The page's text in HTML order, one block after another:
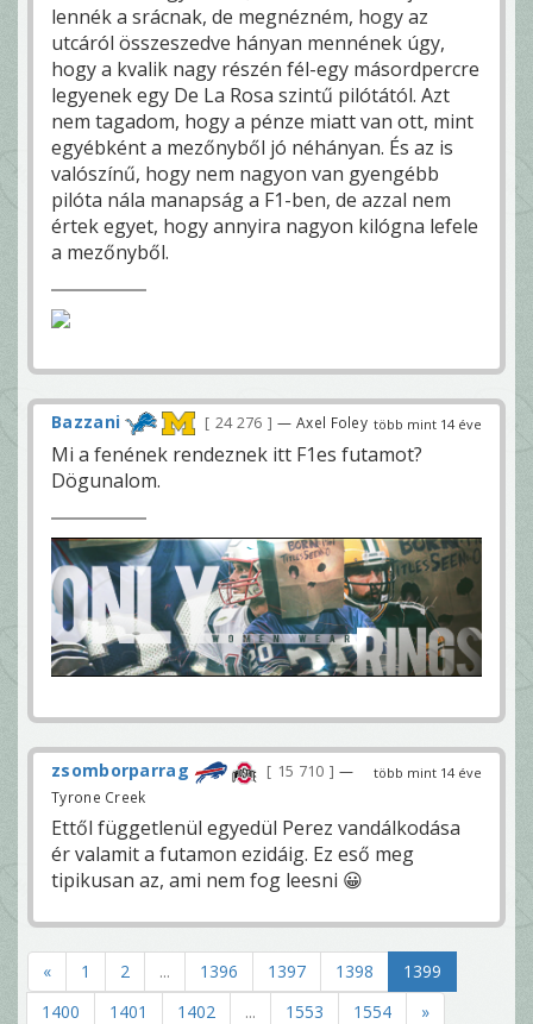
lennék a srácnak, de megnézném, hogy az
utcáról összeszedve hányan mennének úgy,
hogy a kvalik nagy részén fél-egy másordpercre
legyenek egy De La Rosa szintű pilótától. Azt
nem tagadom, hogy a pénze miatt van ott, mint
egyébként a mezőnyből jó néhányan. És az is
valószínű, hogy nem nagyon van gyengébb
pilóta nála manapság a F1-ben, de azzal nem
értek egyet, hogy annyira nagyon kilógna lefele
a mezőnyből.
több mint 14 éve
Bazzani 24 276 — Axel Foley
Mi a fenének rendeznek itt F1es futamot?
Dögunalom.
több mint 14 éve
zsomborparrag 15 710
—
Tyrone Creek
Ettől függetlenül egyedül Perez vandálkodása
ér valamit a futamon ezidáig. Ez eső meg
tipikusan az, ami nem fog leesni 😀
« 1 2 ... 1396 1397 1398
1399
1400
1401 1402 ... 1553 1554 »